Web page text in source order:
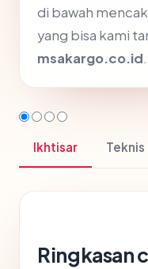
di bawah
yang bisa kami
msakargo.co.id.
Ikhtisar Teknis
Ringkasan